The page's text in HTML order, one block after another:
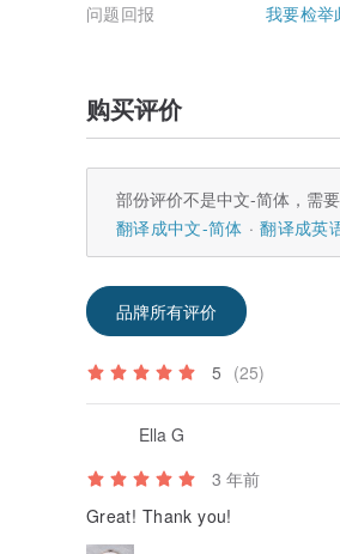
问题回报 我要检举
购买评价
部份评价不是中文-简体，需
翻译成中文-简体
翻译成英
品牌所有评价
5 (25)
Ella G
3 年前
Great! Thank you!